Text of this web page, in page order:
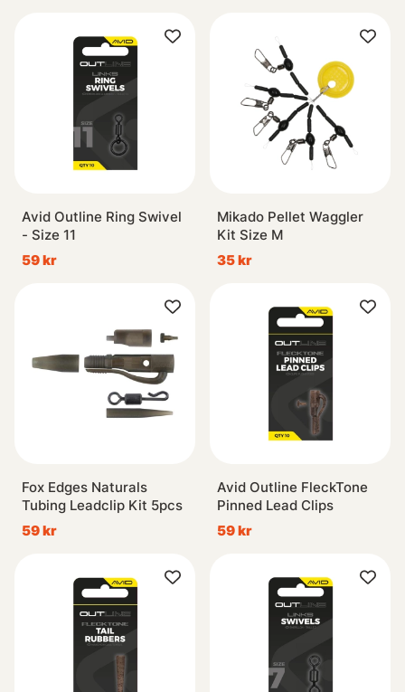
Avid Outline Ring Swivel
- Size 11
59 kr
Mikado Pellet Waggler
Kit Size M
35 kr
Fox Edges Naturals
Tubing Leadclip Kit 5pcs
59 kr
Avid Outline FleckTone
Pinned Lead Clips
59 kr